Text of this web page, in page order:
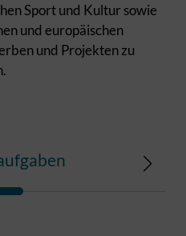
Sport und Kultur sowie
und europäischen
und Projekten zu